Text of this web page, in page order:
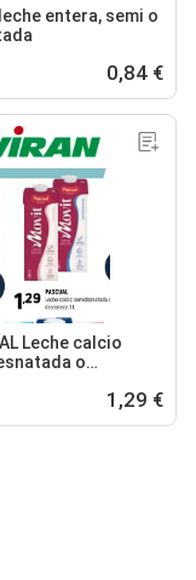
entera, semi o
0,84 €
Leche calcio
o
1,29 €